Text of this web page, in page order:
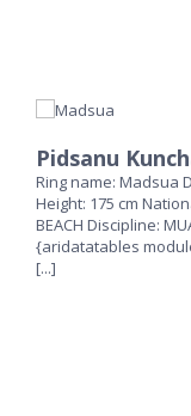
Pidsanu
Ring name: Madsua
Height: 175 cm
BEACH Discipline:
{aridatatables
[...]